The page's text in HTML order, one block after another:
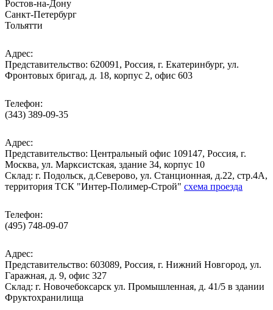
Ростов-на-Дону
Санкт-Петербург
Тольятти
Адрес:
Представительство: 620091, Россия, г. Екатеринбург, ул.
Фронтовых бригад, д. 18, корпус 2, офис 603
Телефон:
(343) 389-09-35
Адрес:
Представительство: Центральный офис 109147, Россия, г.
Москва, ул. Марксистская, здание 34, корпус 10
Cклад: г. Подольск, д.Северово, ул. Станционная, д.22, стр.4А,
территория ТСК "Интер-Полимер-Строй" схема проезда
Телефон:
(495) 748-09-07
Адрес:
Представительство: 603089, Россия, г. Нижний Новгород, ул.
Гаражная, д. 9, офис 327
Склад: г. Новочебоксарск ул. Промышленная, д. 41/5 в здании
Фруктохранилища